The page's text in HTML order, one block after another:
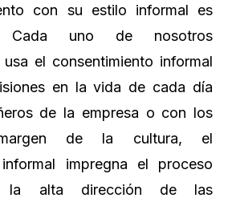
con su estilo informal es
Cada uno de nosotros
usa el consentimiento informal
en la vida de cada día
de la empresa o con los
de la cultura, el
impregna el proceso
la alta dirección de las